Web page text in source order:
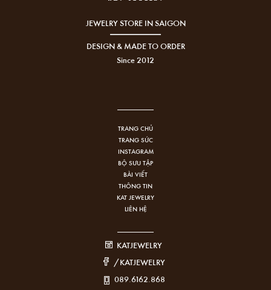
JEWELRY STORE IN SAIGON
DESIGN & MADE TO ORDER
Since 2012
TRANG CHỦ
TRANG SỨC
INSTAGRAM
BỘ SƯU TẬP
BÀI VIẾT
THÔNG TIN
KAT JEWELRY
LIÊN HỆ
KATJEWELRY
/KATJEWELRY
089.6162.868